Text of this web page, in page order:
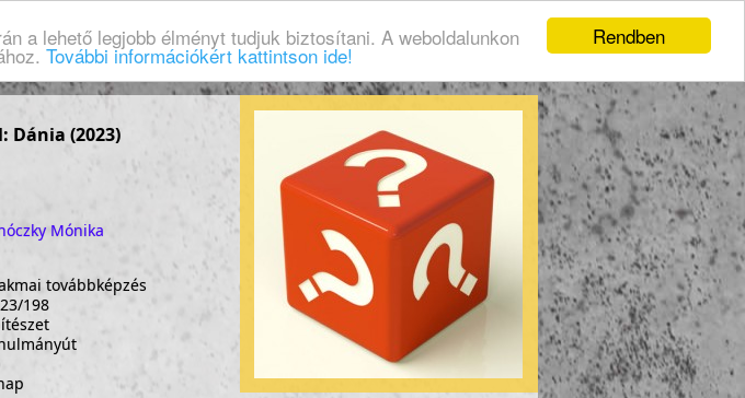
Rendben
a lehető legjobb élményt tudjuk biztosítani. A weboldalunkon
További információkért kattintson ide!
Dánia (2023)
Mónika
továbbképzés
198